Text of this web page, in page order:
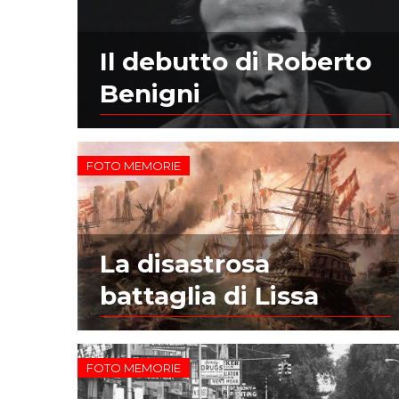
Il debutto di Roberto
Benigni
FOTO MEMORIE
La disastrosa
battaglia di Lissa
FOTO MEMORIE